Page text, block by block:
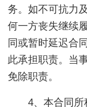
务。如不可抗力
何一方丧失继续
同或暂时延迟合
此承担职责。当
免除职责。
4、本合同所